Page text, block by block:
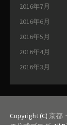
2016年7月
2016年6月
2016年5月
2016年4月
2016年3月
Copyright (C) 京都